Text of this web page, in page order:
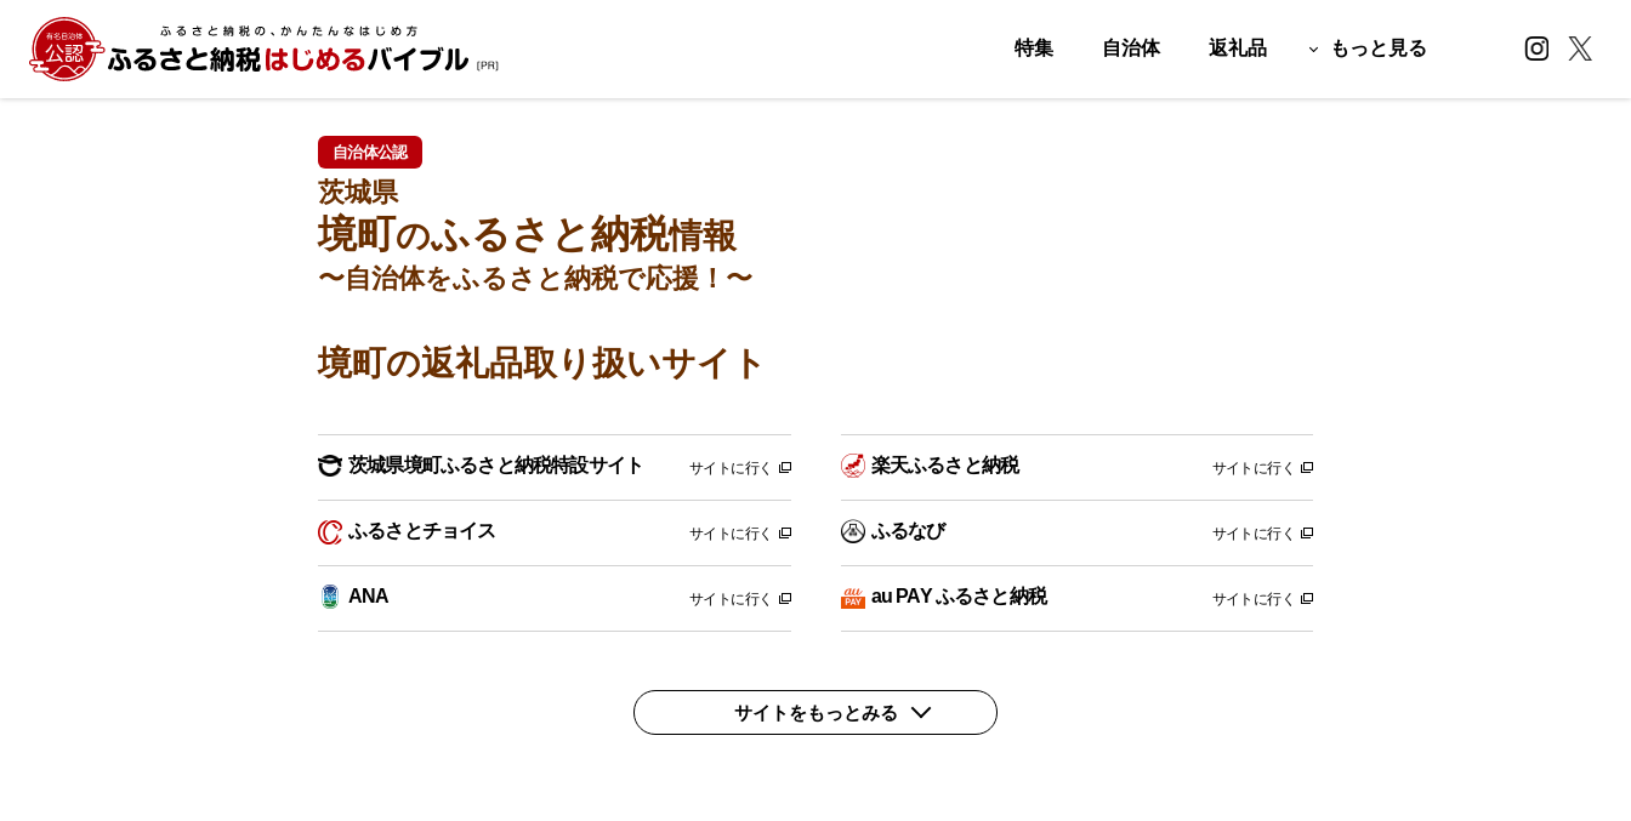
特集 自治体 返礼品 もっと見る
自治体公認
茨城県
境町のふるさと納税情報
〜自治体をふるさと納税で応援！〜
境町の返礼品取り扱いサイト
茨城県境町ふるさと納税特設サイト サイトに行く 楽天ふるさと納税 サイトに行く
ふるさとチョイス サイトに行く ふるなび サイトに行く
ANA サイトに行く au PAY ふるさと納税 サイトに行く
サイトをもっとみる